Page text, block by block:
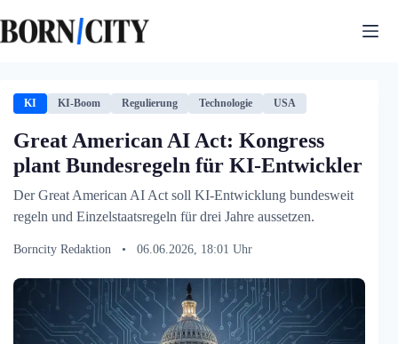
Inhalt
springen
KI KI-Boom Regulierung Technologie USA
Great American AI Act: Kongress
plant Bundesregeln für KI-Entwickler
Der Great American AI Act soll KI-Entwicklung bundesweit
regeln und Einzelstaatsregeln für drei Jahre aussetzen.
Borncity Redaktion • 06.06.2026, 18:01 Uhr